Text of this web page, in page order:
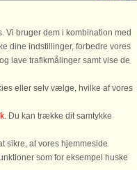
personer, 100 m²
m til kyst.
Dette hyggelige sommerhus i Hals
afslappende familieferie. Med 4
komfortable senge til 6 gæster er
hvilket sikrer, ...
Vi bruger dem i kombination med
dine indstillinger, forbedre vores
lave trafikmålinger samt vise de
eller selv vælge, hvilke af vores
. Du kan trække dit samtykke
sikre, at vores hjemmeside
som for eksempel huske